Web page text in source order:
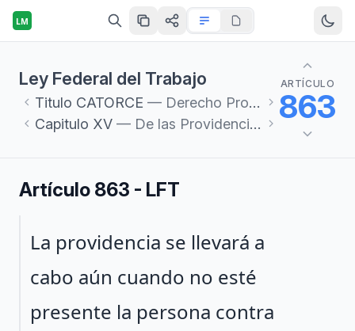
LM
Ley Federal del Trabajo
Titulo CATORCE — Derecho Procesal del Trabajo
Capitulo XV — De las Providencias Cautelares
ARTÍCULO
863
Artículo 863 - LFT
Párrafo 1
La providencia se llevará a
cabo aún cuando no esté
presente la persona contra